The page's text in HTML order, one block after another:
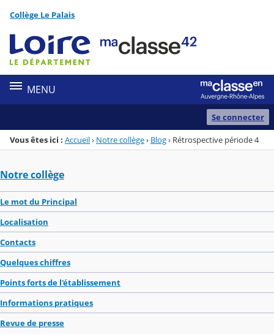
Menu de la rubrique
Contenu
Collège Le Palais
MENU
Se connecter
Vous êtes ici : Accueil› Notre collège› Blog› Rétrospective période 4
Notre collège
Le mot du Principal
Localisation
Contacts
Quelques chiffres
Points forts de l'établissement
Informations pratiques
Revue de presse